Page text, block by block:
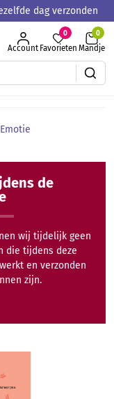
dag verzonden
Account Favorieten Mandje
0
Emotie
de
wij tijdelijk geen
die tijdens deze
en verzonden
zijn.